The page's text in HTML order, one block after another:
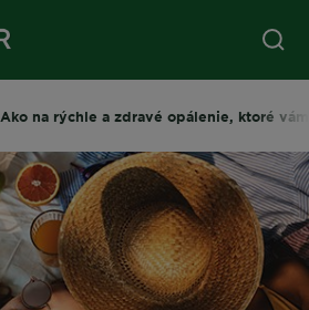
Ako na rýchle a zdravé opálenie, ktoré